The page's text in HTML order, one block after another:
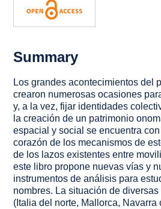
Summary
Los grandes acontecimientos del
crearon numerosas ocasiones
y, a la vez, fijar identidades
la creación de un patrimonio
espacial y social se encuentra
corazón de los mecanismos de
de los lazos existentes entre
este libro propone nuevas vías y
instrumentos de análisis para
nombres. La situación de
(Italia del norte, Mallorca, Navarra